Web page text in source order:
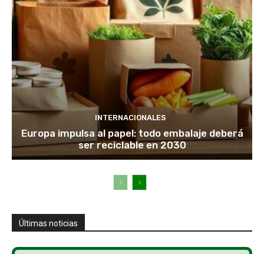
INTERNACIONALES
Europa impulsa al papel: todo embalaje deberá
ser reciclable en 2030
Últimas noticias